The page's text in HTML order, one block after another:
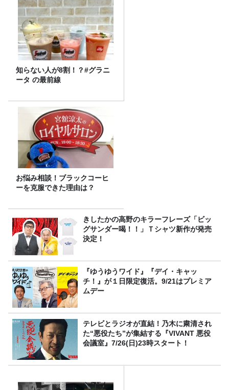
知らない人が8割！？#グラニ
ータ の最前線
お悩み相談！ブラックコーヒ
ーを克服できた理由は？
きしたかの高野のキラーフレーズ「ビッ
グサンダー喝！！」Ｔシャツ新作が発売
決定！
『ゆうゆうワイド』『デイ・キャッ
チ！』が１日限定復活。9/21はプレミア
ムデー
テレビとラジオが直結！乃木に粛清され
た“悪役たち”が集結する『VIVANT 悪役
会議室』7/26(日)23時スタート！